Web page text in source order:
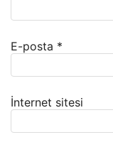
E-posta *
İnternet sitesi